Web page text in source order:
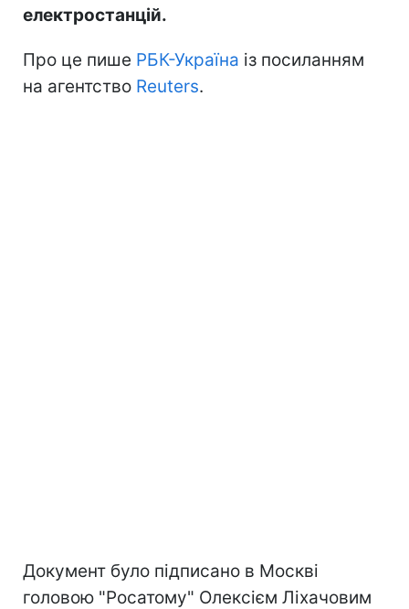
електростанцій.
Про це пише РБК-Україна із посиланням
на агентство Reuters.
Документ було підписано в Москві
головою "Росатому" Олексієм Ліхачовим